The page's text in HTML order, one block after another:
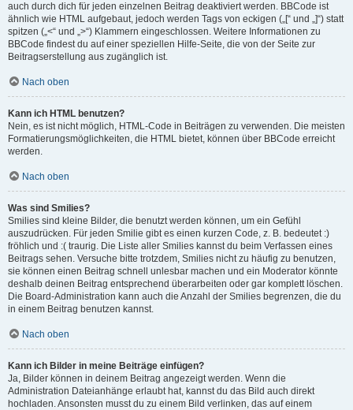
auch durch dich für jeden einzelnen Beitrag deaktiviert werden. BBCode ist
ähnlich wie HTML aufgebaut, jedoch werden Tags von eckigen („[“ und „]“) statt
spitzen („<“ und „>“) Klammern eingeschlossen. Weitere Informationen zu
BBCode findest du auf einer speziellen Hilfe-Seite, die von der Seite zur
Beitragserstellung aus zugänglich ist.
Nach oben
Kann ich HTML benutzen?
Nein, es ist nicht möglich, HTML-Code in Beiträgen zu verwenden. Die meisten
Formatierungsmöglichkeiten, die HTML bietet, können über BBCode erreicht
werden.
Nach oben
Was sind Smilies?
Smilies sind kleine Bilder, die benutzt werden können, um ein Gefühl
auszudrücken. Für jeden Smilie gibt es einen kurzen Code, z. B. bedeutet :)
fröhlich und :( traurig. Die Liste aller Smilies kannst du beim Verfassen eines
Beitrags sehen. Versuche bitte trotzdem, Smilies nicht zu häufig zu benutzen,
sie können einen Beitrag schnell unlesbar machen und ein Moderator könnte
deshalb deinen Beitrag entsprechend überarbeiten oder gar komplett löschen.
Die Board-Administration kann auch die Anzahl der Smilies begrenzen, die du
in einem Beitrag benutzen kannst.
Nach oben
Kann ich Bilder in meine Beiträge einfügen?
Ja, Bilder können in deinem Beitrag angezeigt werden. Wenn die
Administration Dateianhänge erlaubt hat, kannst du das Bild auch direkt
hochladen. Ansonsten musst du zu einem Bild verlinken, das auf einem